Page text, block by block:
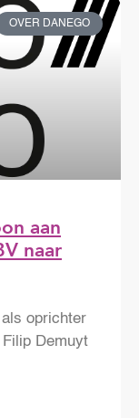
OVER DANEGO
aan
naar
oprichter
Demuyt